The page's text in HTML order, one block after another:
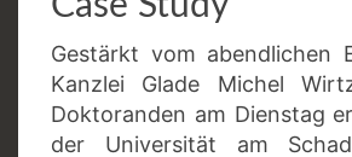
Gestärkt vom abendlichen
Kanzlei Glade Michel
Doktoranden am Dienstag
der Universität am